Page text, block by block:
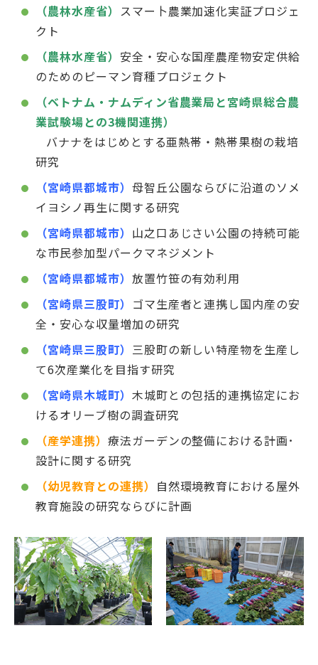
（農林水産省） スマー卜農業加速化実証プロジェ
クト
（農林水産省） 安全・安心な国産農産物安定供給
のためのピーマン育種プロジェクト
（ベトナム・ナムディン省農業局と宮崎県総合農
業試験場との3機関連携）
バナナをはじめとする亜熱帯・熱帯果樹の栽培
研究
（宮崎県都城市） 母智丘公園ならびに沿道のソメ
イヨシノ再生に関する研究
（宮崎県都城市） 山之口あじさい公園の持続可能
な市民参加型パークマネジメント
（宮崎県都城市） 放置竹笹の有効利用
（宮崎県三股町） ゴマ生産者と連携し国内産の安
全・安心な収量増加の研究
（宮崎県三股町） 三股町の新しい特産物を生産し
て6次産業化を目指す研究
（宮崎県木城町） 木城町との包括的連携協定にお
けるオリーブ樹の調査研究
（産学連携） 療法ガーデンの整備における計画･
設計に関する研究
（幼児教育との連携） 自然環境教育における屋外
教育施設の研究ならびに計画